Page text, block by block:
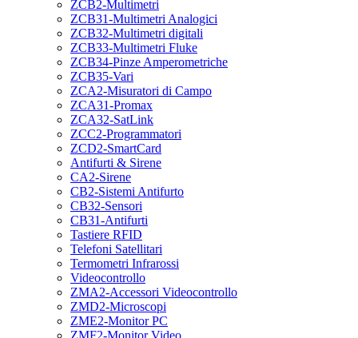
ZCB2-Multimetri
ZCB31-Multimetri Analogici
ZCB32-Multimetri digitali
ZCB33-Multimetri Fluke
ZCB34-Pinze Amperometriche
ZCB35-Vari
ZCA2-Misuratori di Campo
ZCA31-Promax
ZCA32-SatLink
ZCC2-Programmatori
ZCD2-SmartCard
Antifurti & Sirene
CA2-Sirene
CB2-Sistemi Antifurto
CB32-Sensori
CB31-Antifurti
Tastiere RFID
Telefoni Satellitari
Termometri Infrarossi
Videocontrollo
ZMA2-Accessori Videocontrollo
ZMD2-Microscopi
ZME2-Monitor PC
ZMF2-Monitor Video